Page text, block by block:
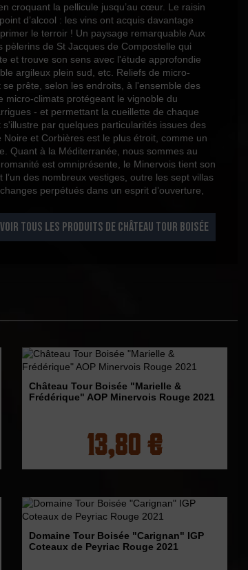
croquant la pellicule jusqu’au cœur. Le raisin
d’alcool : les vins ont acquis davantage
le terroir ! Un paysage remarquable Aux
de St Jacques de Compostelle qui
et trouve son sens avec l'étude approfondie
argileux plein sud, etc. Reliefs de micro-
prête, selon les endroits, à l'ensemble des
climats protégeant le vignoble du
- et permettant la cueillette de chaque
par quelques particularités issues des
et Corbières est le plus étroit, comme un
Quant à la Méditerranée, nous sommes au
est omniprésente, le Minervois tient son
des nombreux vestiges, outre les sept villas
perpétués dans un esprit d’ouverture,
VOIR TOUS LES PRODUITS DE CHÂTEAU TOUR BOISÉE
Château Tour Boisée "Marielle &
Frédérique" AOP Minervois Rouge 2021
13,80 €
Domaine Tour Boisée "Carignan" IGP
Coteaux de Peyriac Rouge 2021